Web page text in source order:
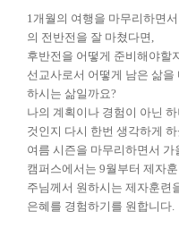
1개월의 여행을 마무리하면
의 전반전을 잘 마쳤다면,
후반전을 어떻게 준비해야할
선교사로서 어떻게 남은 삶
하시는 삶일까요?
나의 계획이나 경험이 아닌
것인지 다시 한번 생각하게 하
여름 시즌을 마무리하면서
캠퍼스에서는 9월부터 제자
주님께서 원하시는 제자훈련
은혜를 경험하기를 원합니다.